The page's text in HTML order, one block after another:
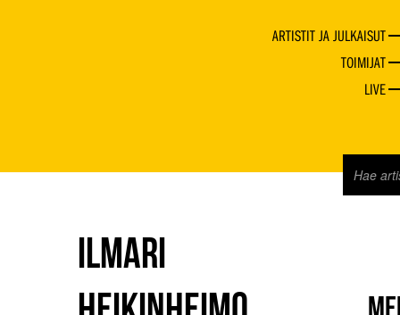
ARTISTIT JA JULKAISUT
TOIMIJAT
LIVE
ILMARI